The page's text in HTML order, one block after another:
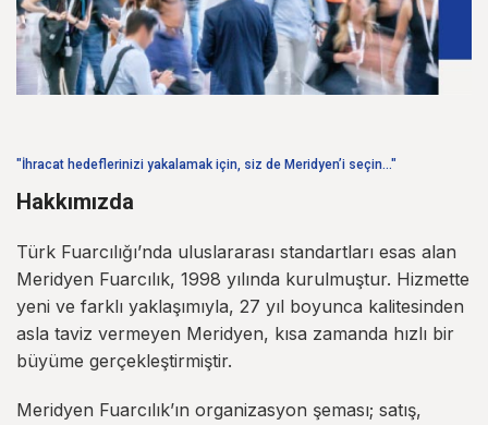
"İhracat hedeflerinizi yakalamak için, siz de Meridyen’i seçin…"
Hakkımızda
Türk Fuarcılığı’nda uluslararası standartları esas alan
Meridyen Fuarcılık, 1998 yılında kurulmuştur. Hizmette
yeni ve farklı yaklaşımıyla, 27 yıl boyunca kalitesinden
asla taviz vermeyen Meridyen, kısa zamanda hızlı bir
büyüme gerçekleştirmiştir.
Meridyen Fuarcılık’ın organizasyon şeması; satış,